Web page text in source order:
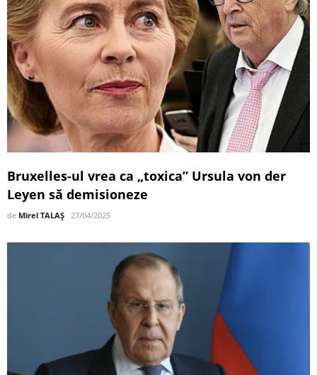
Bruxelles-ul vrea ca „toxica” Ursula von der
Leyen să demisioneze
de Mirel TALAȘ 27/04/2025